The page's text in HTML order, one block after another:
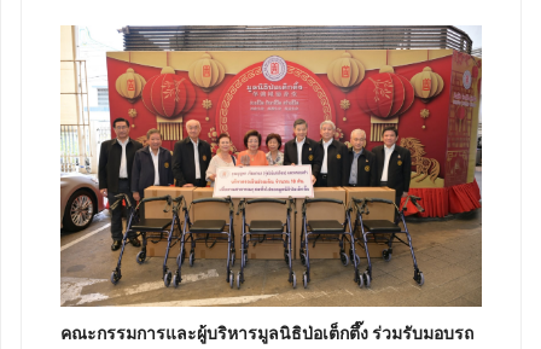
คณะกรรมการและผู้บริหารมูลนิธิป่อเต็กตึ๊ง ร่วมรับมอบรถ